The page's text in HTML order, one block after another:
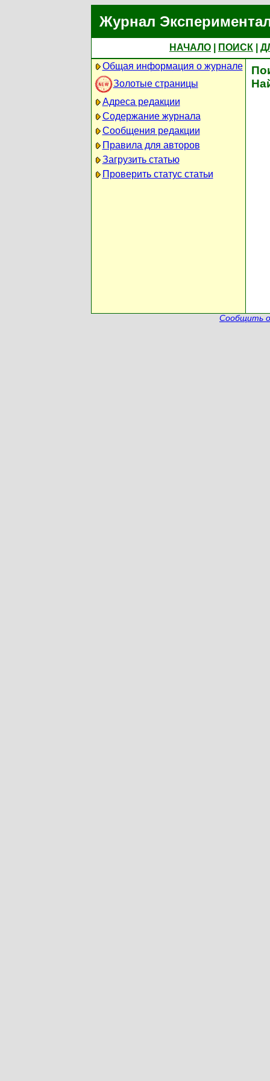
Журнал
НАЧАЛО ПОИСК
Общая информация о журнале
Золотые страницы
Адреса редакции
Содержание журнала
Сообщения редакции
Правила для авторов
Загрузить статью
Проверить статус статьи
Сообщить о